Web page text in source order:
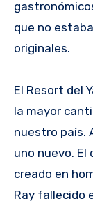
que no
originales.
El Resort del
la mayor
nuestro país.
uno nuevo. El
creado en
Ray fallecido